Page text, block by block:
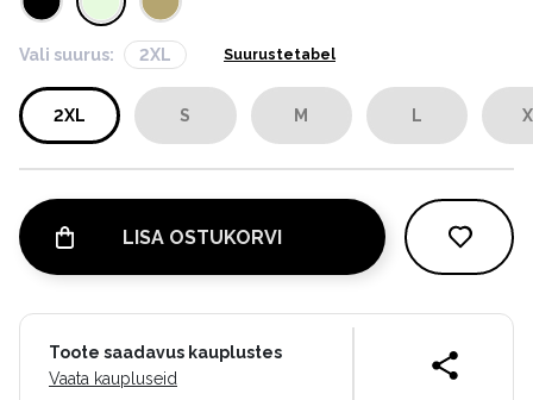
Vali suurus: 2XL Suurustetabel
2XL S M L
LISA OSTUKORVI
Toote saadavus kauplustes
Vaata kaupluseid